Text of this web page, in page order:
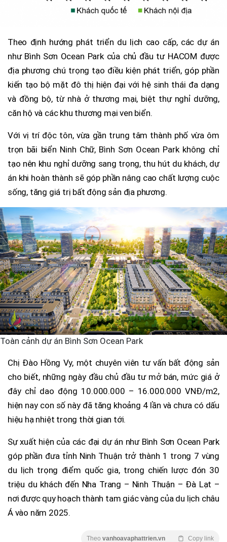
Theo định hướng phát triển du lịch cao cấp, các dự án
như Bình Sơn Ocean Park của chủ đầu tư HACOM được
địa phương chú trọng tạo điều kiện phát triển, góp phần
kiến tạo bộ mặt đô thị hiện đại với hệ sinh thái đa dạng
và đồng bộ, từ nhà ở thương mại, biệt thự nghỉ dưỡng,
căn hộ và các khu thương mại ven biển.
Với vị trí độc tôn, vừa gần trung tâm thành phố vừa ôm
trọn bãi biển Ninh Chữ, Bình Sơn Ocean Park không chỉ
tạo nên khu nghỉ dưỡng sang trọng, thu hút du khách, dự
án khi hoàn thành sẽ góp phần nâng cao chất lượng cuộc
sống, tăng giá trị bất động sản địa phương.
Toàn cảnh dự án Bình Sơn Ocean Park
Chị Đào Hồng Vy, một chuyên viên tư vấn bất động sản
cho biết, những ngày đầu chủ đầu tư mở bán, mức giá ở
đây chỉ dao động 10.000.000 – 16.000.000 VNĐ/m2,
hiện nay con số này đã tăng khoảng 4 lần và chưa có dấu
hiệu hạ nhiệt trong thời gian tới.
Sự xuất hiện của các đại dự án như Bình Sơn Ocean Park
góp phần đưa tỉnh Ninh Thuận trở thành 1 trong 7 vùng
du lịch trọng điểm quốc gia, trong chiến lược đón 30
triệu du khách đến Nha Trang – Ninh Thuận – Đà Lạt –
nơi được quy hoạch thành tam giác vàng của du lịch châu
Á vào năm 2025.
Theo vanhoavaphattrien.vn Copy link